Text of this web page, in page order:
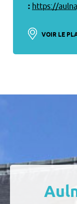
: https://
VOIR LE